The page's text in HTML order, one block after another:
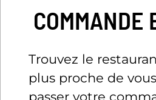
COMMANDE
Trouvez le
plus proche de
passer votre